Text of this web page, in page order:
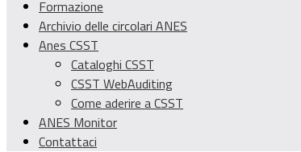
Formazione
Archivio delle circolari ANES
Anes CSST
Cataloghi CSST
CSST WebAuditing
Come aderire a CSST
ANES Monitor
Contattaci